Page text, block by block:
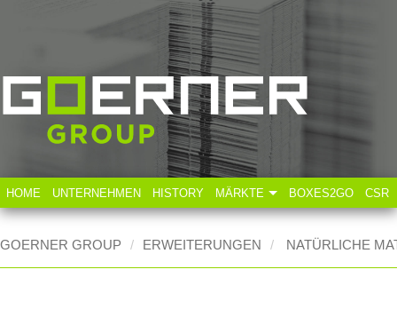
HOME UNTERNEHMEN HISTORY MÄRKTE
Lebensmittelindustrie
BOXES2GO CSR
GOERNER GROUP ERWEITERUNGEN NATÜRLICHE